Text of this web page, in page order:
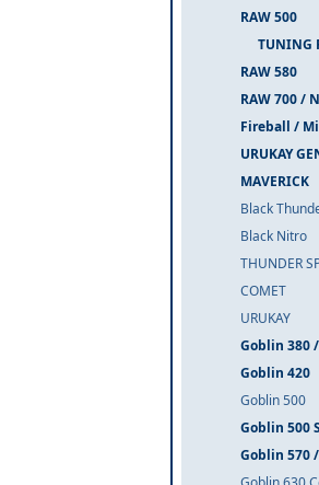
RAW 500
TUNING
RAW 580
RAW 700 / Nitro
Fireball / Mini
URUKAY
MAVERICK
Black
Black Nitro
THUNDER
COMET
URUKAY
Goblin 380
Goblin 420
Goblin 500
Goblin 500
Goblin 570